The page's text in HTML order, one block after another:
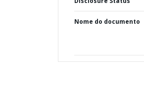
Nome do documento